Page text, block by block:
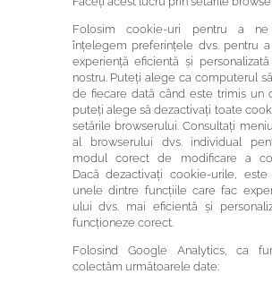
Folosim cookie-uri pentru a
înțelegem preferințele dvs. pentru
experiență eficientă și
nostru. Puteți alege ca computerul
de fiecare dată când este trimis un
puteți alege să dezactivați toate
setările browserului. Consultați
al browserului dvs. individual
modul corect de modificare a
Dacă dezactivați cookie-urile,
unele dintre funcțiile care fac
ului dvs. mai eficientă și
funcționeze corect.
Folosind Google Analytics, ca
colectăm următoarele date: